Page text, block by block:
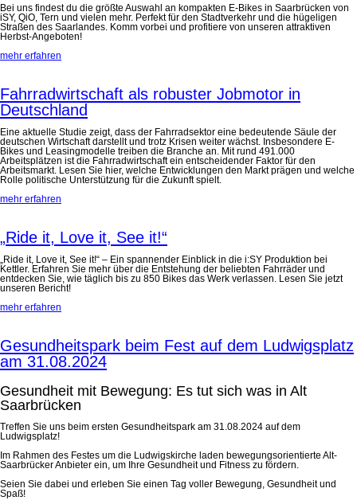
Bei uns findest du die größte Auswahl an kompakten E-Bikes in Saarbrücken von
iSY, QiO, Tern und vielen mehr. Perfekt für den Stadtverkehr und die hügeligen
Straßen des Saarlandes. Komm vorbei und profitiere von unseren attraktiven
Herbst-Angeboten!
mehr erfahren
Fahrradwirtschaft als robuster Jobmotor in
Deutschland
Eine aktuelle Studie zeigt, dass der Fahrradsektor eine bedeutende Säule der
deutschen Wirtschaft darstellt und trotz Krisen weiter wächst. Insbesondere E-
Bikes und Leasingmodelle treiben die Branche an. Mit rund 491.000
Arbeitsplätzen ist die Fahrradwirtschaft ein entscheidender Faktor für den
Arbeitsmarkt. Lesen Sie hier, welche Entwicklungen den Markt prägen und welche
Rolle politische Unterstützung für die Zukunft spielt.
mehr erfahren
„Ride it, Love it, See it!“
„Ride it, Love it, See it!“ – Ein spannender Einblick in die i:SY Produktion bei
Kettler. Erfahren Sie mehr über die Entstehung der beliebten Fahrräder und
entdecken Sie, wie täglich bis zu 850 Bikes das Werk verlassen. Lesen Sie jetzt
unseren Bericht!
mehr erfahren
Gesundheitspark beim Fest auf dem Ludwigsplatz
am 31.08.2024
Gesundheit mit Bewegung: Es tut sich was in Alt
Saarbrücken
Treffen Sie uns beim ersten Gesundheitspark am 31.08.2024 auf dem
Ludwigsplatz!
Im Rahmen des Festes um die Ludwigskirche laden bewegungsorientierte Alt-
Saarbrücker Anbieter ein, um Ihre Gesundheit und Fitness zu fördern.
Seien Sie dabei und erleben Sie einen Tag voller Bewegung, Gesundheit und
Spaß!